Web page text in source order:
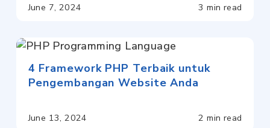
June 7, 2024 3 min read
4 Framework PHP Terbaik untuk
Pengembangan Website Anda
June 13, 2024 2 min read